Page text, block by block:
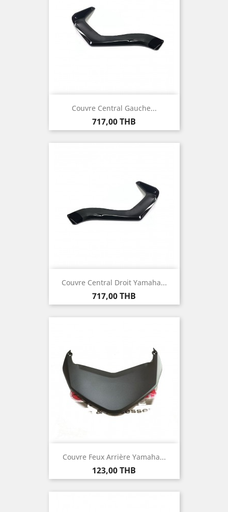
Couvre Central Gauche...
Prix
717,00 THB
Couvre Central Droit Yamaha...
Prix
717,00 THB
Couvre Feux Arrière Yamaha...
Prix
123,00 THB